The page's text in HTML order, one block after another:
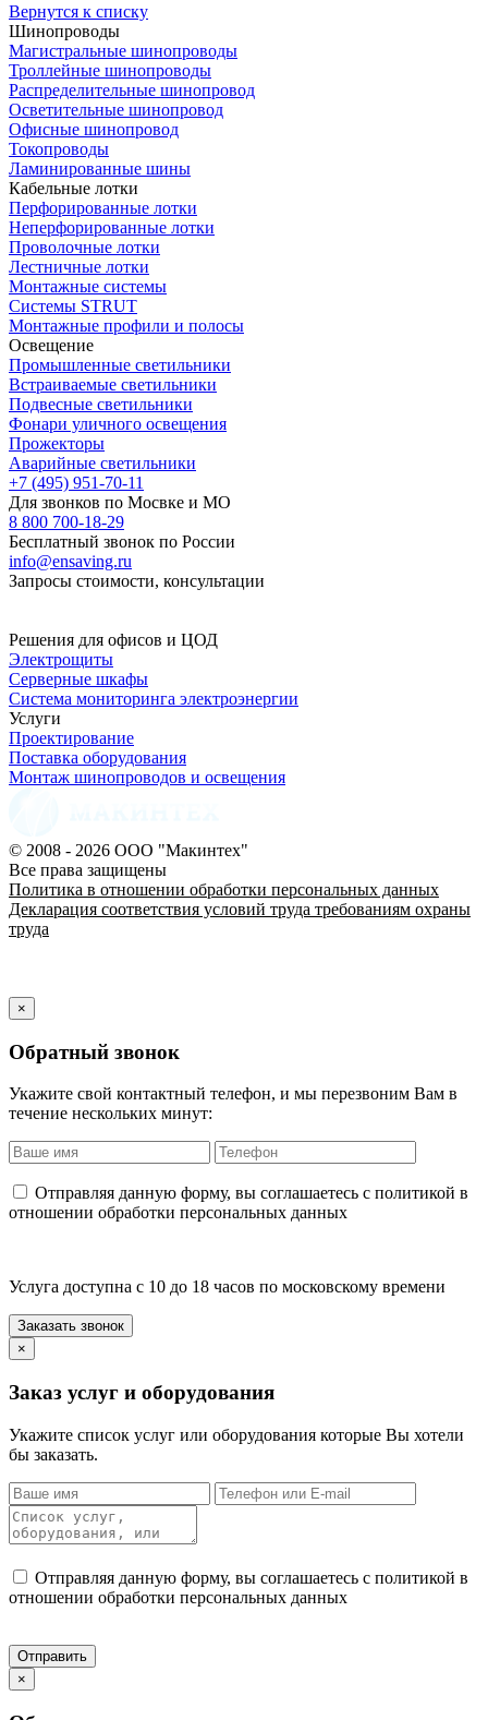
Вернутся к списку
Шинопроводы
Магистральные шинопроводы
Троллейные шинопроводы
Распределительные шинопровод
Осветительные шинопровод
Офисные шинопровод
Токопроводы
Ламинированные шины
Кабельные лотки
Перфорированные лотки
Неперфорированные лотки
Проволочные лотки
Лестничные лотки
Монтажные системы
Системы STRUT
Монтажные профили и полосы
Освещение
Промышленные светильники
Встраиваемые светильники
Подвесные светильники
Фонари уличного освещения
Прожекторы
Аварийные светильники
+7 (495) 951-70-11
Для звонков по Мосвке и МО
8 800 700-18-29
Бесплатный звонок по России
info@ensaving.ru
Запросы стоимости, консультации
Решения для офисов и ЦОД
Электрощиты
Серверные шкафы
Система мониторинга электроэнергии
Услуги
Проектирование
Поставка оборудования
Монтаж шинопроводов и освещения
© 2008 - 2026 ООО "Макинтех"
Все права защищены
Политика в отношении обработки персональных данных
Декларация соответствия условий труда требованиям охраны
труда
×
Обратный звонок
Укажите свой контактный телефон, и мы перезвоним Вам в
течение нескольких минут:
Отправляя данную форму, вы соглашаетесь с политикой в
отношении обработки персональных данных
Услуга доступна с 10 до 18 часов по московскому времени
×
Заказ услуг и оборудования
Укажите список услуг или оборудования которые Вы хотели
бы заказать.
Отправляя данную форму, вы соглашаетесь с политикой в
отношении обработки персональных данных
×